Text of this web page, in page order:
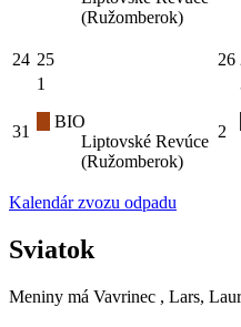
(Ružomberok)
24 25 26
31
1
BIO
Liptovské Revúce
(Ružomberok)
2
Kalendár zvozu odpadu
Sviatok
Meniny má Vavrinec , Lars,